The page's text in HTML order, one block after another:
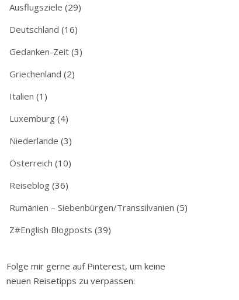
Ausflugsziele (29)
Deutschland (16)
Gedanken-Zeit (3)
Griechenland (2)
Italien (1)
Luxemburg (4)
Niederlande (3)
Österreich (10)
Reiseblog (36)
Rumänien – Siebenbürgen/Transsilvanien (5)
Z#English Blogposts (39)
Folge mir gerne auf Pinterest, um keine
neuen Reisetipps zu verpassen: